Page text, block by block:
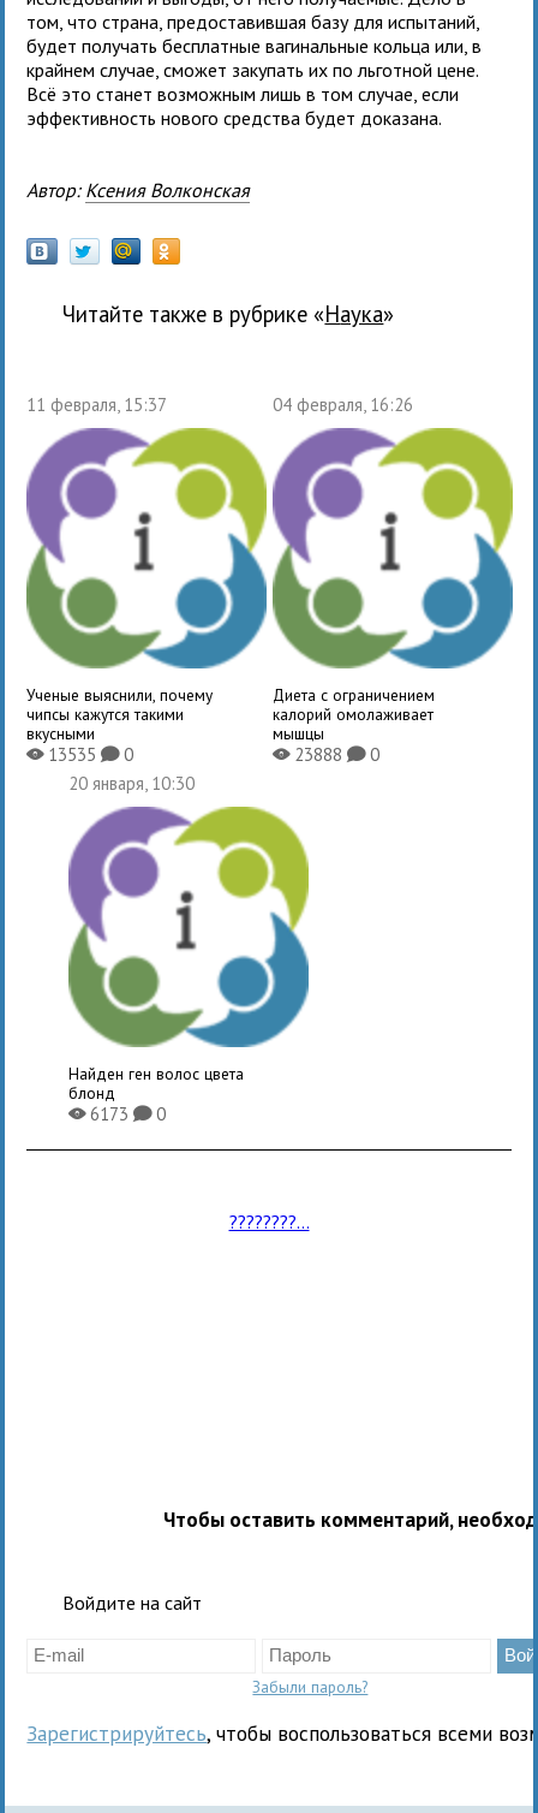
том, что страна, предоставившая базу для испытаний,
будет получать бесплатные вагинальные кольца или, в
крайнем случае, сможет закупать их по льготной цене.
Всё это станет возможным лишь в том случае, если
эффективность нового средства будет доказана.
Автор: Ксения Волконская
Читайте также в рубрике « наука»
11 февраля, 15:37
Ученые выяснили, почему
чипсы кажутся такими
вкусными
X13535K0
04 февраля, 16:26
Диета с ограничением
калорий омолаживает
мышцы
X23888 K0
20 января, 10:30
Найден ген волос цвета
блонд
X6173K0
????????...
Чтобы оставить комментарий,
Войдите на сайт
Забыли пароль?
Зарегистрируйтесь, чтобы воспользоваться всеми